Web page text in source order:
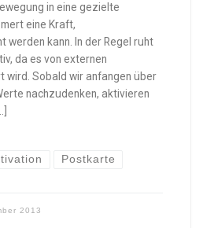
in eine gezielte
eine Kraft,
werden kann. In der Regel ruht
da es von externen
wird. Sobald wir anfangen über
nachzudenken, aktivieren
Postkarte
2013